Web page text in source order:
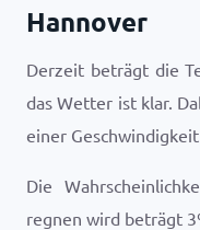
Hannover
Derzeit beträgt die
das Wetter ist klar.
einer
Die
regnen wird beträgt 3